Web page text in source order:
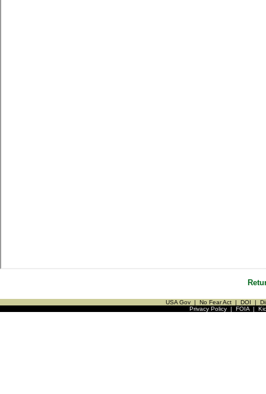
USA Gov | No Fear Act | DOI |
Privacy Policy| FOIA|